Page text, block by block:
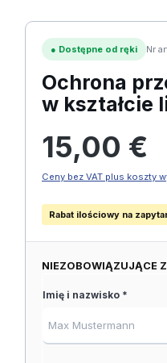
● Dostępne od ręki Nr
Ochrona
w kształcie
15,00 €
Ceny bez VAT plus koszty
Rabat ilościowy na
NIEZOBOWIĄZUJĄCE
Imię i nazwisko *